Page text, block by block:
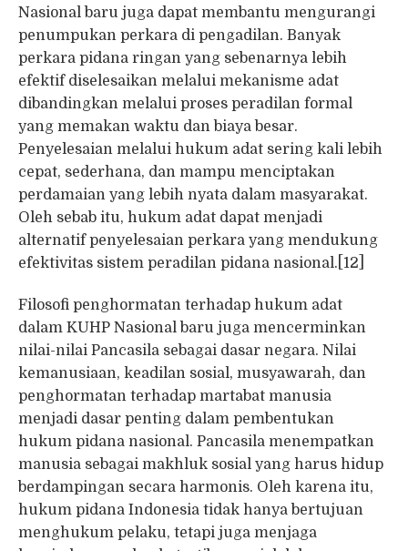
Nasional baru juga dapat membantu mengurangi
penumpukan perkara di pengadilan. Banyak
perkara pidana ringan yang sebenarnya lebih
efektif diselesaikan melalui mekanisme adat
dibandingkan melalui proses peradilan formal
yang memakan waktu dan biaya besar.
Penyelesaian melalui hukum adat sering kali lebih
cepat, sederhana, dan mampu menciptakan
perdamaian yang lebih nyata dalam masyarakat.
Oleh sebab itu, hukum adat dapat menjadi
alternatif penyelesaian perkara yang mendukung
efektivitas sistem peradilan pidana nasional.[12]
Filosofi penghormatan terhadap hukum adat
dalam KUHP Nasional baru juga mencerminkan
nilai-nilai Pancasila sebagai dasar negara. Nilai
kemanusiaan, keadilan sosial, musyawarah, dan
penghormatan terhadap martabat manusia
menjadi dasar penting dalam pembentukan
hukum pidana nasional. Pancasila menempatkan
manusia sebagai makhluk sosial yang harus hidup
berdampingan secara harmonis. Oleh karena itu,
hukum pidana Indonesia tidak hanya bertujuan
menghukum pelaku, tetapi juga menjaga